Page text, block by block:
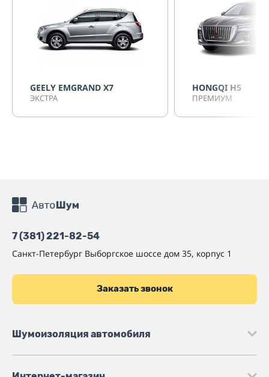
GEELY EMGRAND X7
ЭКСТРА
HONGQI H5
ПРЕМИУМ
7 (381) 221-82-54
Санкт-Петербург Выборгское шоссе дом 35, корпус 1
Заказать звонок
Шумоизоляция автомобиля